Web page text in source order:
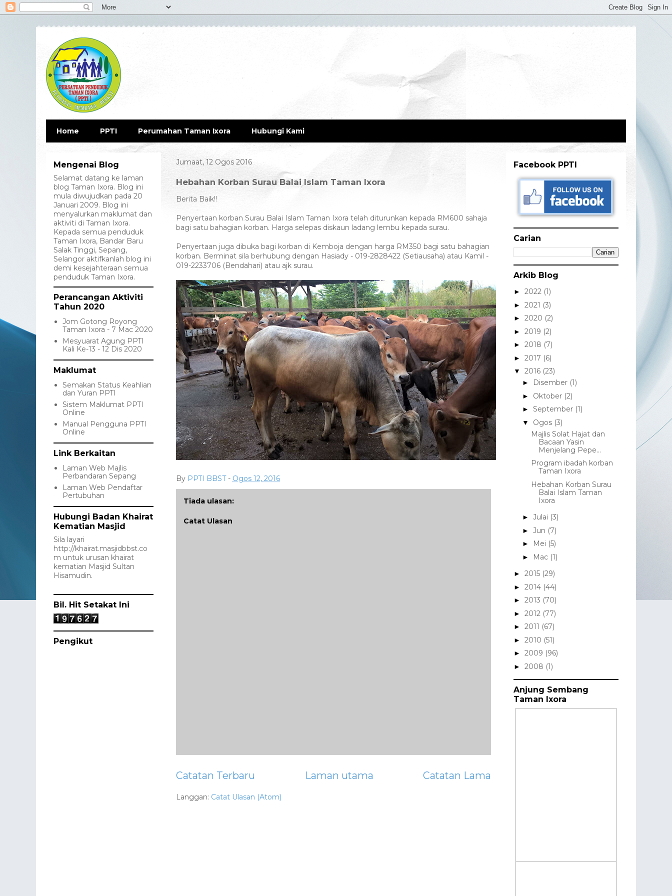
Home PPTI Perumahan Taman Ixora Hubungi Kami
Jumaat, 12 Ogos 2016
Hebahan Korban Surau Balai Islam Taman Ixora
Berita Baik!!
Penyertaan korban Surau Balai Islam Taman Ixora telah diturunkan kepada RM600 sahaja
bagi satu bahagian korban. Harga selepas diskaun ladang lembu kepada surau.
Penyertaan juga dibuka bagi korban di Kemboja dengan harga RM350 bagi satu bahagian
korban. Berminat sila berhubung dengan Hasiady - 019-2828422 (Setiausaha) atau Kamil -
019-2233706 (Bendahari) atau ajk surau.
By PPTI BBST - Ogos 12, 2016
Tiada ulasan:
Catat Ulasan
Catatan Terbaru Catatan Lama
Laman utama
Langgan: Catat Ulasan (Atom)
Mengenai Blog
Selamat datang ke laman
blog Taman Ixora. Blog ini
mula diwujudkan pada 20
Januari 2009. Blog ini
menyalurkan maklumat dan
aktiviti di Taman Ixora.
Kepada semua penduduk
Taman Ixora, Bandar Baru
Salak Tinggi, Sepang,
Selangor aktifkanlah blog ini
demi kesejahteraan semua
penduduk Taman Ixora.
Perancangan Aktiviti
Tahun 2020
Jom Gotong Royong
Taman Ixora - 7 Mac 2020
Mesyuarat Agung PPTI
Kali Ke-13 - 12 Dis 2020
Maklumat
Semakan Status Keahlian
dan Yuran PPTI
Sistem Maklumat PPTI
Online
Manual Pengguna PPTI
Online
Link Berkaitan
Laman Web Majlis
Perbandaran Sepang
Laman Web Pendaftar
Pertubuhan
Hubungi Badan Khairat
Kematian Masjid
Sila layari
http://khairat.masjidbbst.co
m untuk urusan khairat
kematian Masjid Sultan
Hisamudin.
Bil. Hit Setakat Ini
Pengikut
Facebook PPTI
Carian
Arkib Blog
► 2022 (1)
► 2021 (3)
► 2020 (2)
► 2019 (2)
► 2018 (7)
► 2017 (6)
▼ 2016 (23)
► Disember (1)
► Oktober (2)
► September (1)
▼ Ogos (3)
Majlis Solat Hajat dan
Bacaan Yasin
Menjelang Pepe...
Program ibadah korban
Taman Ixora
Hebahan Korban Surau
Balai Islam Taman
Ixora
► Julai (3)
► Jun (7)
► Mei (5)
► Mac (1)
► 2015 (29)
► 2014 (44)
► 2013 (70)
► 2012 (77)
► 2011 (67)
► 2010 (51)
► 2009 (96)
► 2008 (1)
Anjung Sembang
Taman Ixora